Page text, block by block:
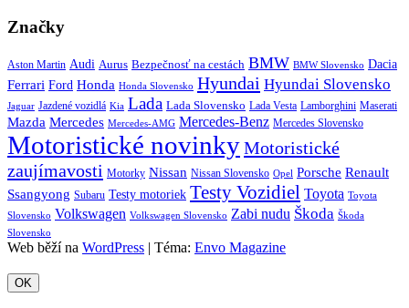
Značky
Aston Martin Audi Aurus Bezpečnosť na cestách BMW BMW Slovensko Dacia
Ferrari Ford Honda Honda Slovensko Hyundai Hyundai Slovensko
Jaguar Jazdené vozidlá Kia Lada Lada Slovensko Lada Vesta Lamborghini Maserati
Mazda Mercedes Mercedes-AMG Mercedes-Benz Mercedes Slovensko
Motoristické novinkyMotoristické
zaujímavosti Motorky Nissan Nissan Slovensko Opel Porsche Renault
Ssangyong Subaru Testy motoriek Testy Vozidiel Toyota Toyota
Slovensko Volkswagen Volkswagen Slovensko Zabi nudu Škoda Škoda
Slovensko
Web běží na WordPress | Téma: Envo Magazine
OK